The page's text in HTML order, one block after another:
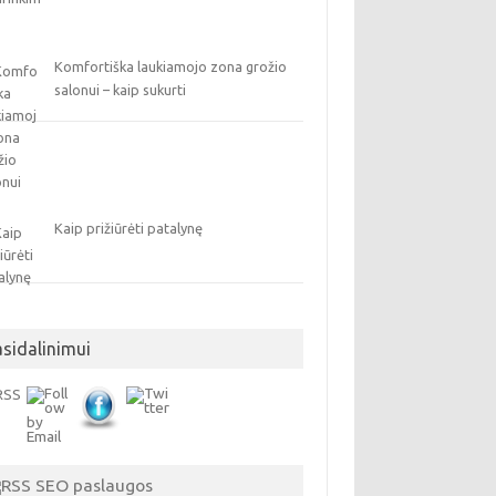
Komfortiška laukiamojo zona grožio
salonui – kaip sukurti
Kaip prižiūrėti patalynę
SEO paslaugos